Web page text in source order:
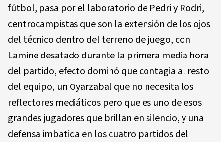
fútbol, pasa por el laboratorio de Pedri y Rodri,
centrocampistas que son la extensión de los ojos
del técnico dentro del terreno de juego, con
Lamine desatado durante la primera media hora
del partido, efecto dominó que contagia al resto
del equipo, un Oyarzabal que no necesita los
reflectores mediáticos pero que es uno de esos
grandes jugadores que brillan en silencio, y una
defensa imbatida en los cuatro partidos del